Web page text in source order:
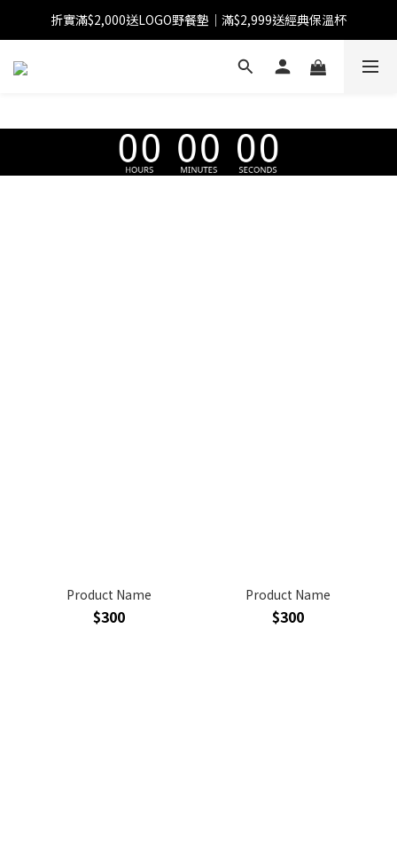
【FINAL SALE】指定商品低至38折
折實滿$2,000送LOGO野餐墊｜滿$2,999送經典保溫杯
【FINAL SALE】全單免運費
Product Name
$300
Product Name
$300